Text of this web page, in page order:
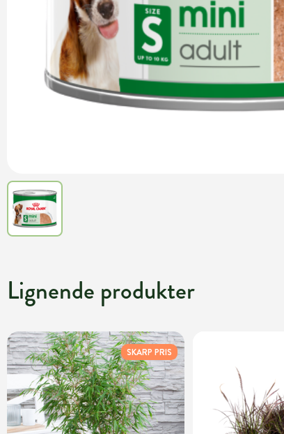
Lignende produkter
SKARP PRIS